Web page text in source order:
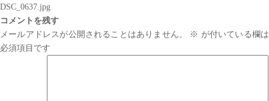
DSC_0637.jpg
コメントを残す
メールアドレスが公開されることはありません。
※ が付いている欄は
必須項目です